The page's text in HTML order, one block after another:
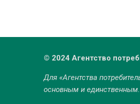
© 2024 Агентство
Для «Агентства
основным и единственным.